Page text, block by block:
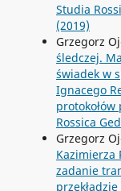
Studia
(2019)
Grzegorz
śledczej.
świadek w
Ignacego
protokołów
Rossica
Grzegorz
Kazimierza
zadanie